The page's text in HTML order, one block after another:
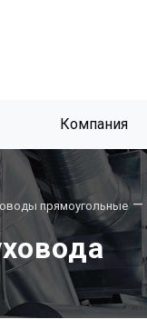
Компания
прямоугольные —